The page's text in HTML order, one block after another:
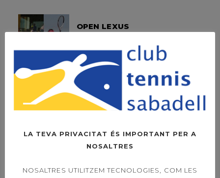
OPEN LEXUS
SABADELL –
DIUMENGE LA FINAL
A LES 11H
OPEN LEXUS
SABADELL – ORDER
39È CONCURS
LA TEVA PRIVACITAT ÉS IMPORTANT PER A
NOSALTRES
NOSALTRES UTILITZEM TECNOLOGIES, COM LES